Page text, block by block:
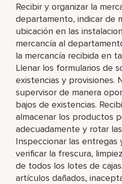
Recibir y organizar la
departamento, indicar de
ubicación en las
mercancía al
la mercancía recibida en
Llenar los formularios de
existencias y provisiones.
supervisor de manera
bajos de existencias.
almacenar los productos
adecuadamente y rotar
Inspeccionar las entregas
verificar la frescura,
de todos los lotes de
artículos dañados,